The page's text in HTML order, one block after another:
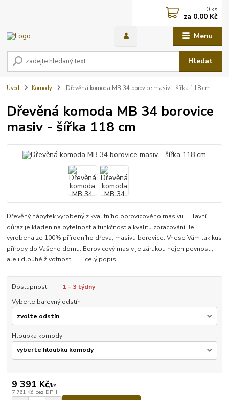
Menu
Hledat
0 ks
za 0,00 Kč
Úvod Komody Dřevěná komoda MB 34 borovice masiv - šířka 118 cm
Dřevěná komoda MB 34 borovice
masiv - šířka 118 cm
Dřevěný nábytek vyrobený z kvalitního borovicového masivu . Hlavní
důraz je kladen na bytelnost a funkčnost a kvalitu zpracování. Je
vyrobena ze 100% přírodního dřeva, masivu borovice. Vnese Vám tak kus
přírody do Vašeho domu. Borovicový masiv je zárukou nejen pevnosti,
ale i dlouhé životnosti. ... celý popis
Dostupnost
1 - 3 týdny
Vyberte barevný odstín
Hloubka komody
9 391 Kč/ks
7 761 Kč bez DPH